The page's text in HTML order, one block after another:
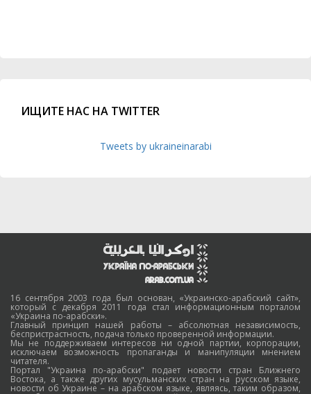
ИЩИТЕ НАС НА TWITTER
Tweets by ukraineinarabi
16 сентября 2003 года был основан, «Украинско-арабский сайт»,
который с декабря 2011 года стал информационным порталом
«Украина по-арабски».
Главный принцип нашей работы – абсолютная независимость,
беспристрастность, подача только проверенной информации.
Мы не поддерживаем интересов ни одной партии, корпорации,
исключаем возможность пропаганды и манипуляции мнением
читателя.
Портал "Украина по-арабски" подает новости стран Ближнего
Востока, а также других мусульманских стран на русском языке,
новости об Украине – на арабском языке, являясь, таким образом,